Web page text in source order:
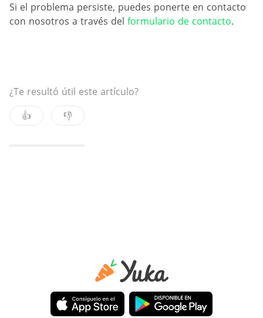
Si el problema persiste, puedes ponerte en contacto
con nosotros a través del formulario de contacto.
¿Te resultó útil este artículo?
👍
👎